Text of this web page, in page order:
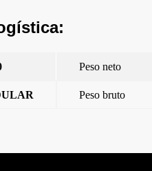
Peso neto
Peso bruto